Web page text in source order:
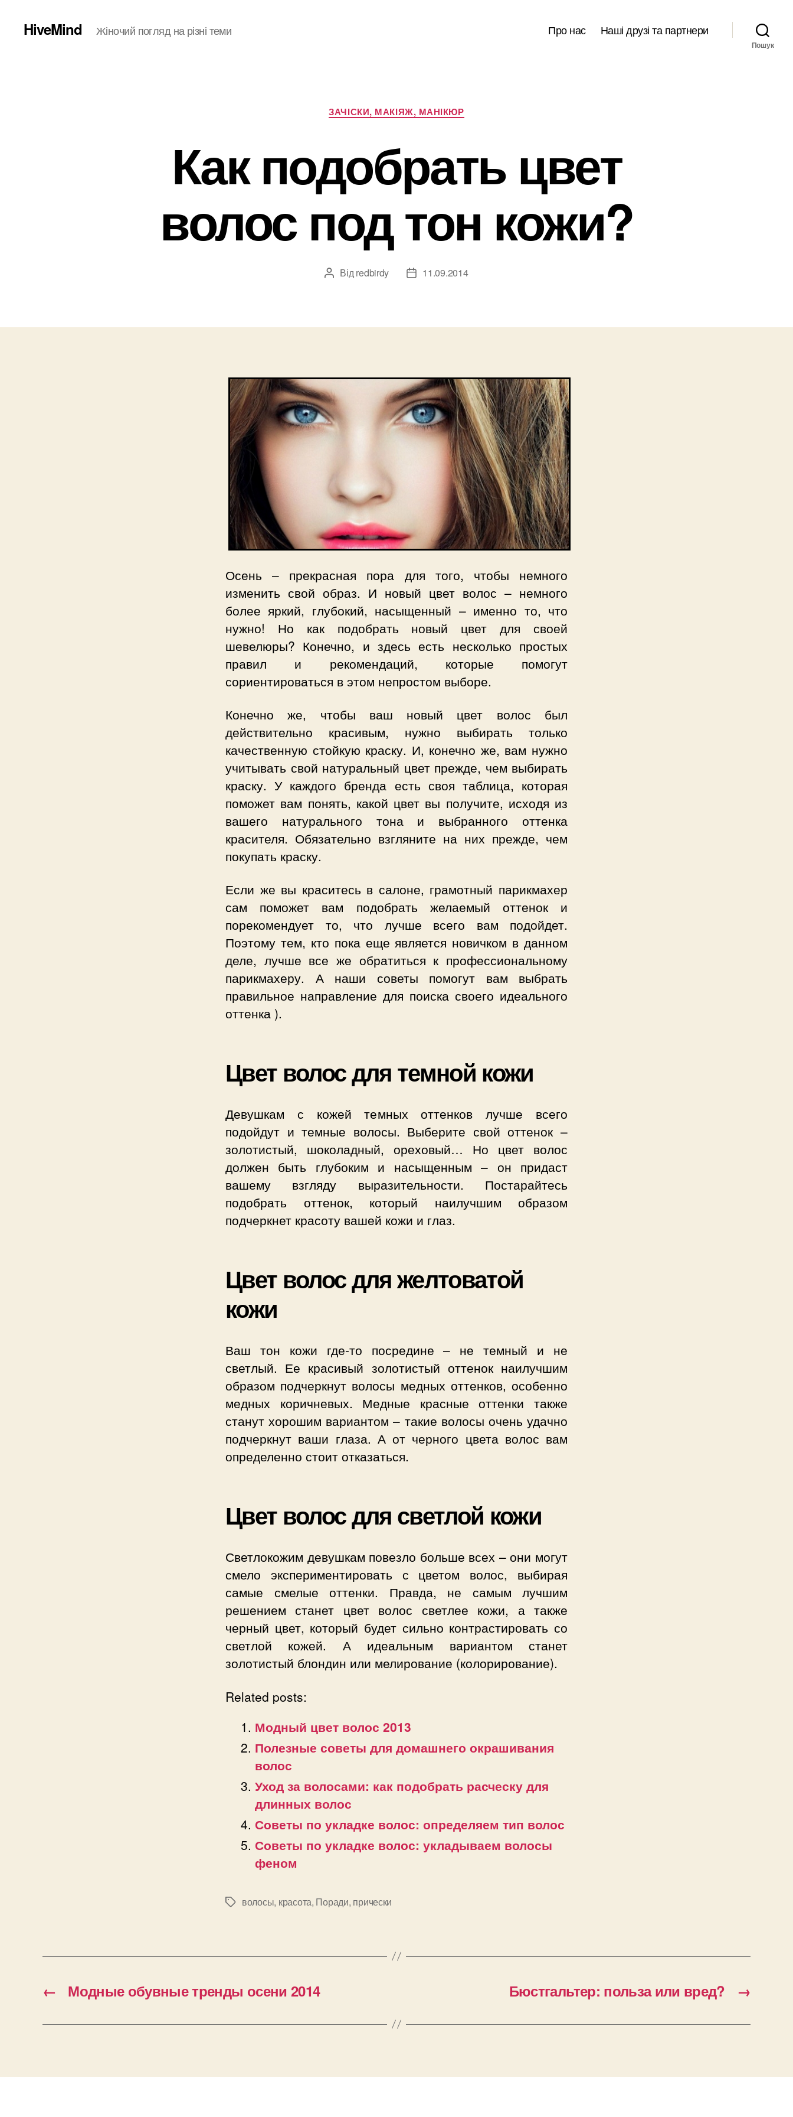
HiveMind Жіночий погляд на різні теми Про нас Наші друзі та партнери
Пошук
Категорії
ЗАЧІСКИ, МАКІЯЖ, МАНІКЮР
Как подобрать цвет
волос под тон кожи?
Автор
Від redbirdy
Дата11.09.2014
Осень – прекрасная пора для того, чтобы немного
изменить свой образ. И новый цвет волос – немного
более яркий, глубокий, насыщенный – именно то, что
нужно! Но как подобрать новый цвет для своей
шевелюры? Конечно, и здесь есть несколько простых
правил и рекомендаций, которые помогут
сориентироваться в этом непростом выборе.
Конечно же, чтобы ваш новый цвет волос был
действительно красивым, нужно выбирать только
качественную стойкую краску. И, конечно же, вам нужно
учитывать свой натуральный цвет прежде, чем выбирать
краску. У каждого бренда есть своя таблица, которая
поможет вам понять, какой цвет вы получите, исходя из
вашего натурального тона и выбранного оттенка
красителя. Обязательно взгляните на них прежде, чем
покупать краску.
Если же вы краситесь в салоне, грамотный парикмахер
сам поможет вам подобрать желаемый оттенок и
порекомендует то, что лучше всего вам подойдет.
Поэтому тем, кто пока еще является новичком в данном
деле, лучше все же обратиться к профессиональному
парикмахеру. А наши советы помогут вам выбрать
правильное направление для поиска своего идеального
оттенка ).
Цвет волос для темной кожи
Девушкам с кожей темных оттенков лучше всего
подойдут и темные волосы. Выберите свой оттенок –
золотистый, шоколадный, ореховый… Но цвет волос
должен быть глубоким и насыщенным – он придаст
вашему взгляду выразительности. Постарайтесь
подобрать оттенок, который наилучшим образом
подчеркнет красоту вашей кожи и глаз.
Цвет волос для желтоватой
кожи
Ваш тон кожи где-то посредине – не темный и не
светлый. Ее красивый золотистый оттенок наилучшим
образом подчеркнут волосы медных оттенков, особенно
медных коричневых. Медные красные оттенки также
станут хорошим вариантом – такие волосы очень удачно
подчеркнут ваши глаза. А от черного цвета волос вам
определенно стоит отказаться.
Цвет волос для светлой кожи
Светлокожим девушкам повезло больше всех – они могут
смело экспериментировать с цветом волос, выбирая
самые смелые оттенки. Правда, не самым лучшим
решением станет цвет волос светлее кожи, а также
черный цвет, который будет сильно контрастировать со
светлой кожей. А идеальным вариантом станет
золотистый блондин или мелирование (колорирование).
Related posts:
Модный цвет волос 2013
Полезные советы для домашнего окрашивания
волос
Уход за волосами: как подобрать расческу для
длинных волос
Советы по укладке волос: определяем тип волос
Советы по укладке волос: укладываем волосы
феном
Позначки
волосы, красота, Поради, прически
← Модные обувные тренды осени 2014 →
Бюстгальтер: польза или вред?